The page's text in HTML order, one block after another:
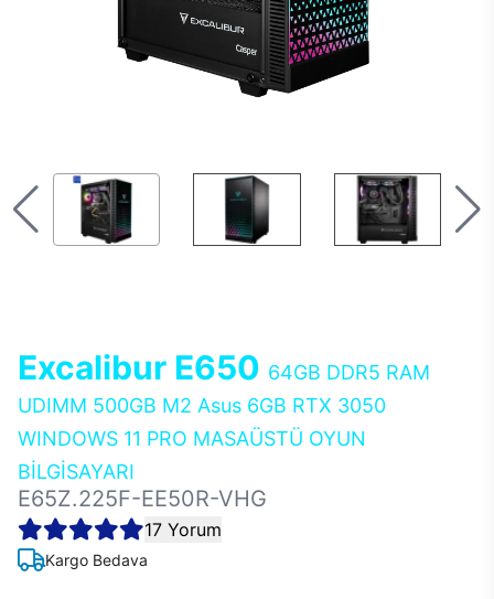
Excalibur E650 64GB DDR5 RAM
UDIMM 500GB M2 Asus 6GB RTX 3050
WINDOWS 11 PRO MASAÜSTÜ OYUN
BİLGİSAYARI
E65Z.225F-EE50R-VHG
17 Yorum
Kargo Bedava